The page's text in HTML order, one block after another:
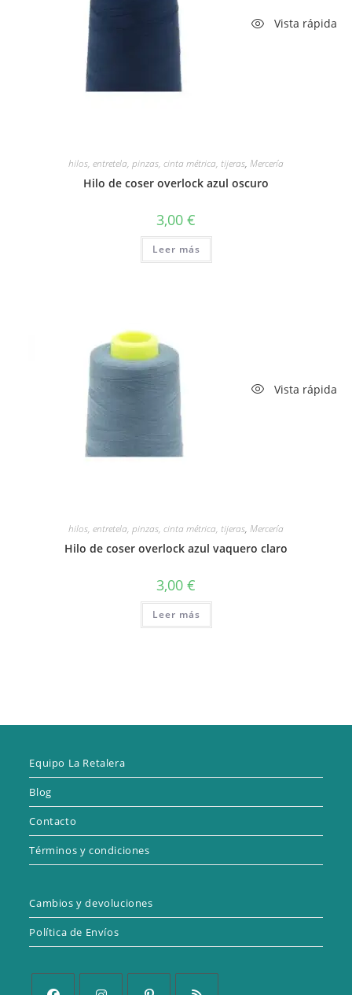
Vista rápida
hilos, entretela, pinzas, cinta métrica, tijeras, Mercería
Hilo de coser overlock azul oscuro
3,00 €
Leer más
Vista rápida
hilos, entretela, pinzas, cinta métrica, tijeras, Mercería
Hilo de coser overlock azul vaquero claro
3,00 €
Leer más
Equipo La Retalera
Blog
Contacto
Términos y condiciones
Cambios y devoluciones
Política de Envíos